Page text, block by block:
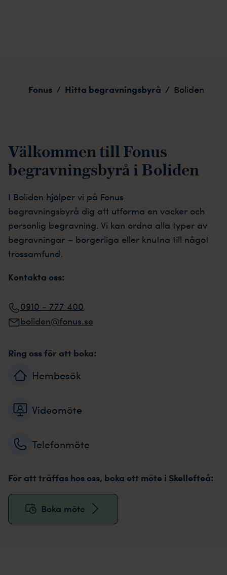
Fonus / Hitta begravningsbyrå / Boliden
Välkommen till Fonus
begravningsbyrå i Boliden
I Boliden hjälper vi på Fonus
begravningsbyrå dig att utforma en vacker och
personlig begravning. Vi kan ordna alla typer av
begravningar – borgerliga eller knutna till något
trossamfund.
Kontakta oss:
0910 - 777 400
boliden@fonus.se
Ring oss för att boka:
Hembesök
Videomöte
Telefonmöte
För att träffas hos oss, boka ett möte i Skellefteå:
Boka möte